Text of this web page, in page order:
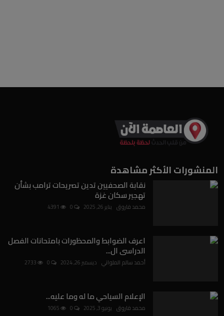
المنشورات الأكثر مشاهدة
نقابة الصحفيين تدين تصريحات ترامب بشأن
تهجير سكان غزة
محمد فاروق يناير 26, 2025
اعرف الضوابط والمحظورات بامتحانات الفصل
الدراسى ال...
أحمد سالم الملواني ديسمبر 26, 2024
الإعلام السياحي ما له وما عليه...
محمد فاروق يونيو 3, 2025